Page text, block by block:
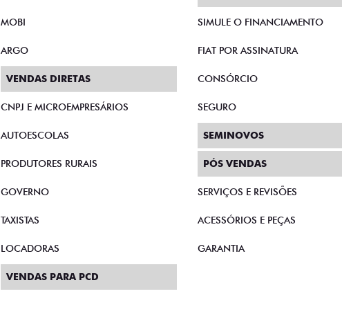
MOBI
ARGO
VENDAS DIRETAS
CNPJ E MICROEMPRESÁRIOS
AUTOESCOLAS
PRODUTORES RURAIS
GOVERNO
TAXISTAS
LOCADORAS
VENDAS PARA PCD
SIMULE O FINANCIAMENTO
FIAT POR ASSINATURA
CONSÓRCIO
SEGURO
SEMINOVOS
PÓS VENDAS
SERVIÇOS E REVISÕES
ACESSÓRIOS E PEÇAS
GARANTIA